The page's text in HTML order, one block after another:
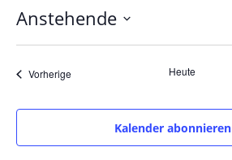
Anstehende
Datum
wählen.
VorherigeVeranstaltungen Heute
Kalender abonnieren